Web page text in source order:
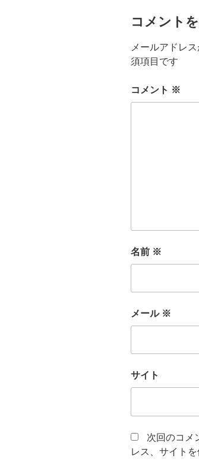
コメント
メールアドレ
須項目です
コメント ※
名前 ※
メール ※
サイト
次回のコメ
レス、サイトを